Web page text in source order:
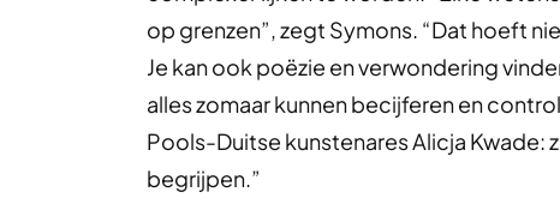
op grenzen”, zegt Symons. “Dat hoeft
Je kan ook poëzie en verwondering
alles zomaar kunnen becijferen en
Pools-Duitse kunstenares Alicja Kwade:
begrijpen.”